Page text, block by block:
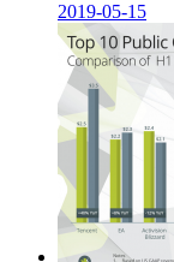
2019-05-15